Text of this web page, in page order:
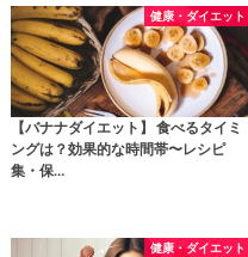
健康・ダイエット
【バナナダイエット】 食べるタイミ
ングは？効果的な時間帯〜レシピ
集・保…
健康・ダイエット